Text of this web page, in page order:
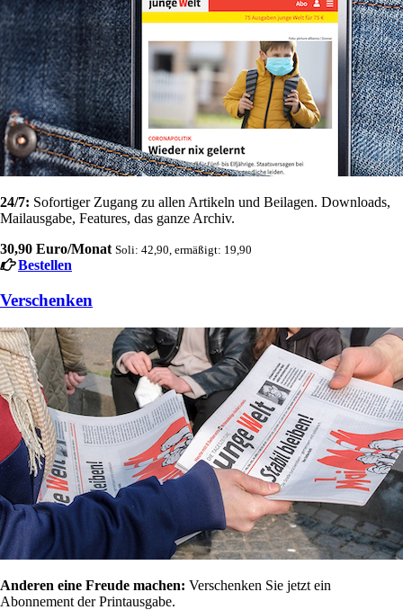
24/7: Sofortiger Zugang zu allen Artikeln und Beilagen. Downloads,
Mailausgabe, Features, das ganze Archiv.
30,90 Euro/Monat Soli: 42,90, ermäßigt: 19,90
Bestellen
Verschenken
Anderen eine Freude machen: Verschenken Sie jetzt ein
Abonnement der Printausgabe.